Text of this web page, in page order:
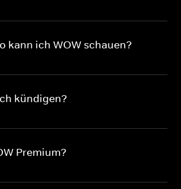
kann ich WOW schauen?
kündigen?
Premium?